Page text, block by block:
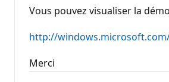
Vous pouvez visualiser la
http://
Merci